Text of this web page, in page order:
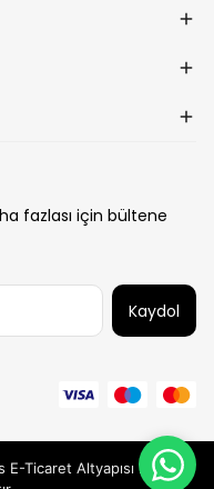
fazlası için bültene
Kaydol
E-Ticaret Altyapısı ile